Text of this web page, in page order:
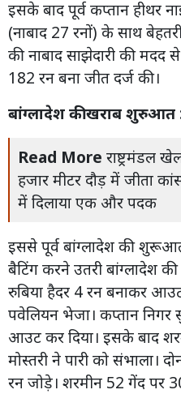
इसके बाद पूर्व कप्तान हीथर
(नाबाद 27 रनों) के साथ
की नाबाद साझेदारी की
182 रन बना जीत दर्ज की।
बांग्लादेश की खराब शुरुआत
Read More राष्ट्रमंडल
हजार मीटर दौड़ में जीता
में दिलाया एक और पदक
इससे पूर्व बांग्लादेश की
बैटिंग करने उतरी बांग्लादेश
रुबिया हैदर 4 रन बनाकर
पवेलियन भेजा। कप्तान निगर
आउट कर दिया। इसके बाद
मोस्तरी ने पारी को संभाला।
रन जोड़े। शरमीन 52 गेंद पर